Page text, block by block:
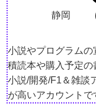
静岡
小説やプログラムの
積読本や購入予定
小説/開発/F1＆雑談
が高いアカウントで